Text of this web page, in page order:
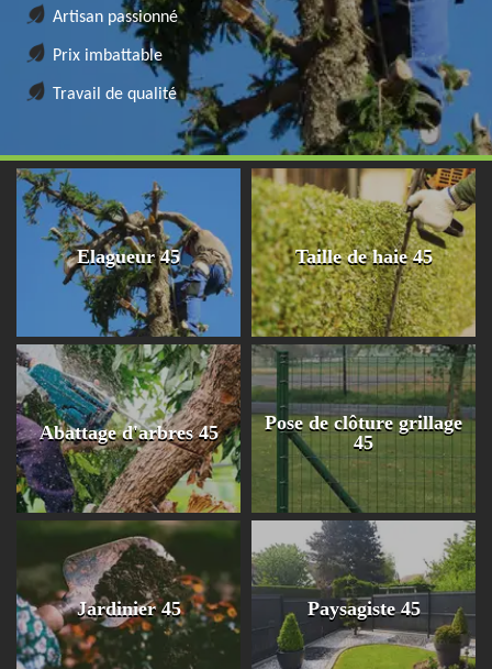
Artisan passionné
Prix imbattable
Travail de qualité
Elagueur 45 Taille de haie 45
Abattage d'arbres 45
Pose de clôture grillage
45
Jardinier 45 Paysagiste 45